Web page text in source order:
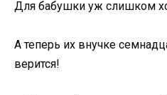
Для бабушки уж слишком
А теперь их внучке
верится!